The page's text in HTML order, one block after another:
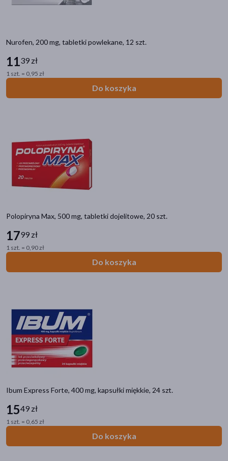
Nurofen, 200 mg, tabletki powlekane, 12 szt.
1139 zł
1 szt. = 0,95 zł
Do koszyka
Polopiryna Max, 500 mg, tabletki dojelitowe, 20 szt.
1799 zł
1 szt. = 0,90 zł
Do koszyka
Ibum Express Forte, 400 mg, kapsułki miękkie, 24 szt.
1549 zł
1 szt. = 0,65 zł
Do koszyka
stawy(293)
kości(150)
zęby
pokaż więcej
Bez glutenu(7)
Bez laktozy(5)
Bez aromatu(1)
Linia produktowa
Ibuprom US Pharmacia Ibuprom
Nurofen Nurofen dla dzieci(7)
pokaż więcej